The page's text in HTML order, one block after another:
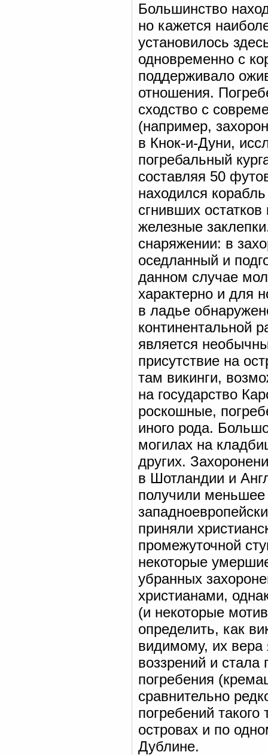
Большинство
но кажется
установилось
одновременно с
поддерживало
отношения.
сходство с
(например,
в Кнок-и-Дуни,
погребальный
составляя 50
находился
сгнивших
железные
снаряжении: в
оседланный и
данном случае
характерно и для
в ладье
континентальной
является
присутствие на
там викинги,
на государство
роскошные,
иного рода.
могилах на
других.
в Шотландии и
получили меньшее
приняли
промежуточной
некоторые
убранных
христианами,
(и некоторые
определить, как
видимому, их вера
воззрений и стала
погребения
сравнительно
погребений
островах и по
Дублине.